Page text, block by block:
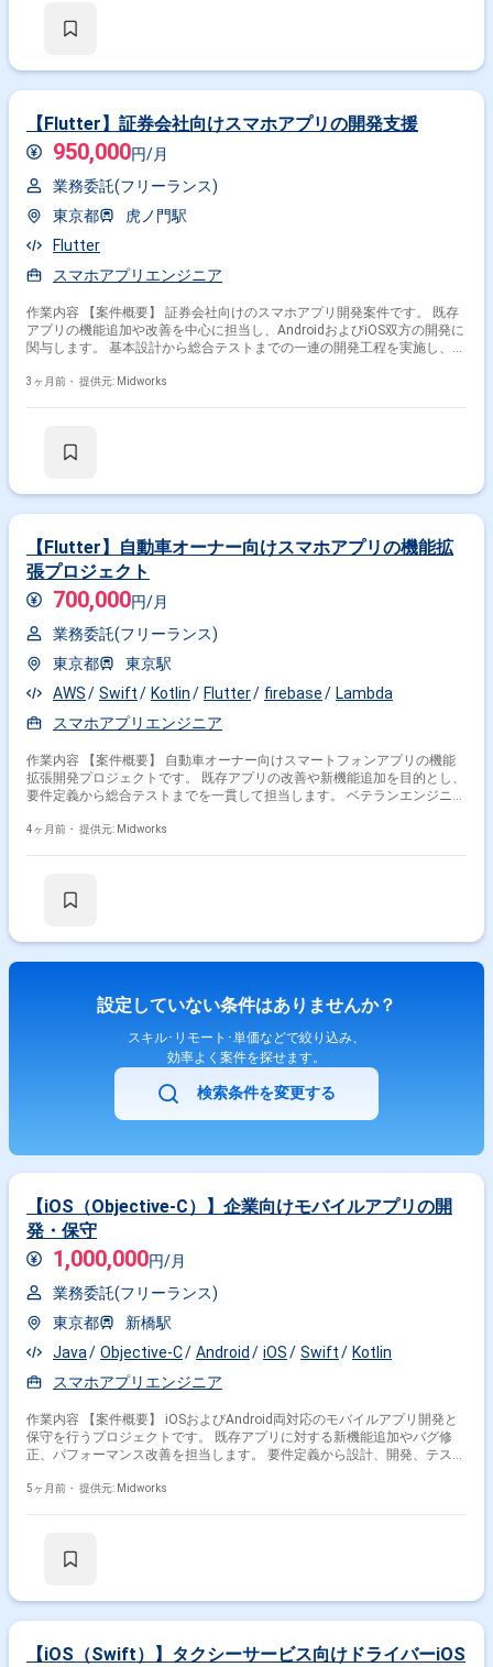
Web開発の管理 ・ウォーターフォール開発プロセスの推進 ・オフショア
【Flutter】証券会社向けスマホアプリの開発支援
950,000円/月
業務委託(フリーランス)
東京都
虎ノ門駅
Flutter
スマホアプリエンジニア
作業内容 【案件概要】 証券会社向けのスマホアプリ開発案件です。 既存
アプリの機能追加や改善を中心に担当し、AndroidおよびiOS双方の開発に
関与します。 基本設計から総合テストまでの一連の開発工程を実施し、
Android Studio/Kotlinでのネイティブ開発も含まれます。 【作業内容】 ・
Studio/Kotlinによるネイティブ開発
3ヶ月前・ 提供元: Midworks
【Flutter】自動車オーナー向けスマホアプリの機能拡
張プロジェクト
700,000円/月
業務委託(フリーランス)
東京都
東京駅
AWS
Swift Kotlin Flutter firebase
Lambda
スマホアプリエンジニア
作業内容 【案件概要】 自動車オーナー向けスマートフォンアプリの機能
拡張開発プロジェクトです。 既存アプリの改善や新機能追加を目的とし、
要件定義から総合テストまでを一貫して担当します。 ベテランエンジニア
ンドやネイティブアプリとの連携開発も含まれます。 【作業内容】 ・
・顧客との要件調整、仕様確定
4ヶ月前・ 提供元: Midworks
設定していない条件はありませんか？
スキル･リモート･単価などで絞り込み、
効率よく案件を探せます。
検索条件を変更する
【iOS（Objective-C）】企業向けモバイルアプリの開
発・保守
1,000,000円/月
業務委託(フリーランス)
東京都
新橋駅
Java
Objective-C Android iOS Swift
Kotlin
スマホアプリエンジニア
作業内容 【案件概要】 iOSおよびAndroid両対応のモバイルアプリ開発と
保守を行うプロジェクトです。 既存アプリに対する新機能追加やバグ修
正、パフォーマンス改善を担当します。 要件定義から設計、開発、テス
たサーバー連携やアプリケーションアーキテクチャ設計の知識を活かして
5ヶ月前・ 提供元: Midworks
【iOS（Swift）】タクシーサービス向けドライバーiOS